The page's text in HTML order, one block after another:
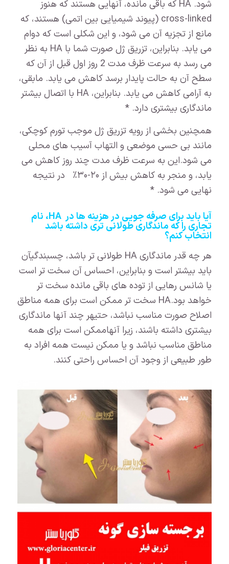
شود. HA که باقی مانده، آنهایی هستند که هنوز
cross-linked (پیوند شیمیایی بین اتمی) هستند، که
مانع از تجزیه آن می شود، و این شکلی است که دوام
می یابد. بنابراین، تزریق ژل صورت شما با HA به نظر
می رسد به سرعت ظرف مدت 2 روز اول قبل از آن که
سطح آن به حالت پایدار برسد کاهش می یابد. مابقی،
به آرامی کاهش می یابد. بنابراین، HA با اتصال بیشتر
ماندگاری بیشتری دارد. *
همچنین بخشی از رویه تزریق ژل موجب تورم کوچکی،
مانند بی حسی موضعی و التهاب آسیب های محلی
می شود.این به سرعت ظرف مدت چند روز کاهش می
یابد، و منجر به کاهش بیش از ۲۰-۳۰٪ در نتیجه
نهایی می شود. *
آیا باید برای صرفه جویی در هزینه ها در HA، نام
تجاری را که ماندگاری طولانی تری داشته باشد
انتخاب کنم؟
هر چه قدر ماندگاری HA طولانی تر باشد، چسبندگیآن
باید بیشتر است و بنابراین، احساس آن سخت تر است
یا شانس رهایی از توده های باقی مانده سخت تر
خواهد بود.HA سخت تر ممکن است برای همه مناطق
اصلاح صورت مناسب نباشد، حتیهر چند آنها ماندگاری
بیشتری داشته باشند، زیرا آنهاممکن است برای همه
مناطق مناسب نباشد و یا ممکن نیست همه افراد به
طور طبیعی از وجود آن احساس راحتی کنند.